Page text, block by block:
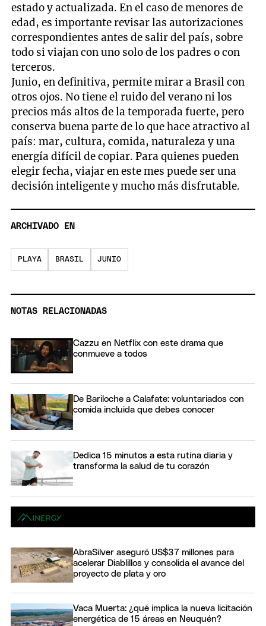
estado y actualizada. En el caso de menores de
edad, es importante revisar las autorizaciones
correspondientes antes de salir del país, sobre
todo si viajan con uno solo de los padres o con
terceros.
Junio, en definitiva, permite mirar a Brasil con
otros ojos. No tiene el ruido del verano ni los
precios más altos de la temporada fuerte, pero
conserva buena parte de lo que hace atractivo al
país: mar, cultura, comida, naturaleza y una
energía difícil de copiar. Para quienes pueden
elegir fecha, viajar en este mes puede ser una
decisión inteligente y mucho más disfrutable.
ARCHIVADO EN
PLAYA BRASIL JUNIO
NOTAS RELACIONADAS
Cazzu en Netflix con este drama que
conmueve a todos
De Bariloche a Calafate: voluntariados con
comida incluida que debes conocer
Dedica 15 minutos a esta rutina diaria y
transforma la salud de tu corazón
AbraSilver aseguró US$37 millones para
acelerar Diablillos y consolida el avance del
proyecto de plata y oro
Vaca Muerta: ¿qué implica la nueva licitación
energética de 15 áreas en Neuquén?